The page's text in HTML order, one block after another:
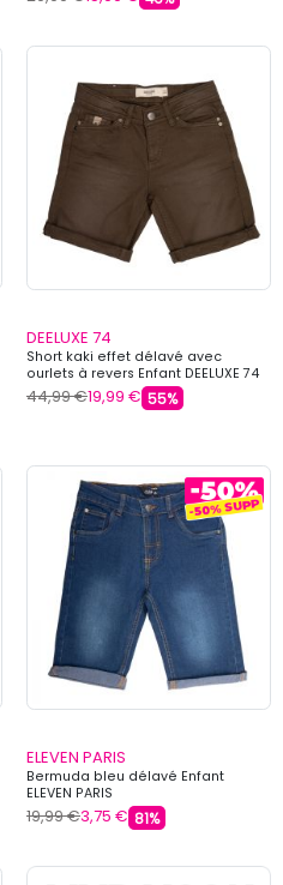
DEELUXE 74
Short kaki effet délavé avec
ourlets à revers Enfant DEELUXE 74
44,99 €19,99 € 55%
ELEVEN PARIS
Bermuda bleu délavé Enfant
ELEVEN PARIS
19,99 €3,75 € 81%